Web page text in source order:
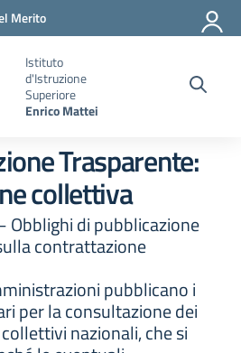
Merito
Istituto
d'Istruzione
Superiore
Enrico Mattei
Trasparente:
collettiva
Obblighi di pubblicazione
contrattazione
pubblicano i
per la consultazione dei
nazionali, che si